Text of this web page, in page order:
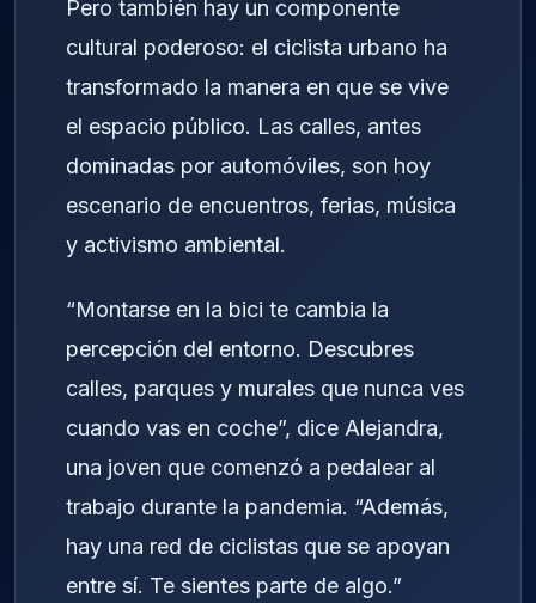
Pero también hay un componente
cultural poderoso: el ciclista urbano ha
transformado la manera en que se vive
el espacio público. Las calles, antes
dominadas por automóviles, son hoy
escenario de encuentros, ferias, música
y activismo ambiental.
“Montarse en la bici te cambia la
percepción del entorno. Descubres
calles, parques y murales que nunca ves
cuando vas en coche”, dice Alejandra,
una joven que comenzó a pedalear al
trabajo durante la pandemia. “Además,
hay una red de ciclistas que se apoyan
entre sí. Te sientes parte de algo.”